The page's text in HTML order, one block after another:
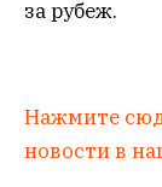
за рубеж.
Нажмите
новости в